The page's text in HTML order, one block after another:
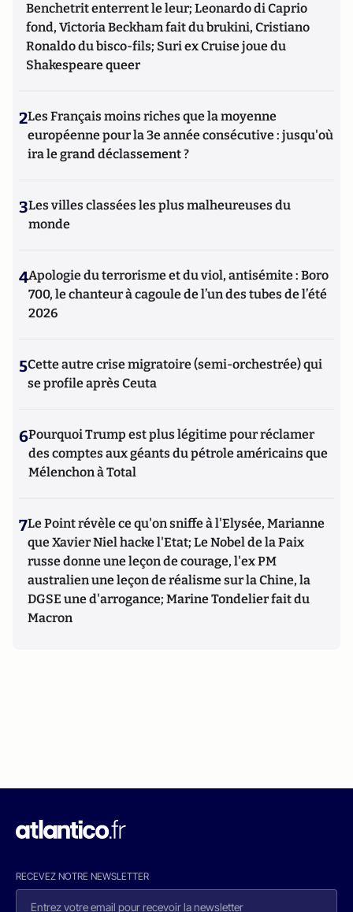
Benchetrit enterrent le leur; Leonardo di Caprio
fond, Victoria Beckham fait du brukini, Cristiano
Ronaldo du bisco-fils; Suri ex Cruise joue du
Shakespeare queer
2Les Français moins riches que la moyenne
européenne pour la 3e année consécutive : jusqu'où
ira le grand déclassement ?
3Les villes classées les plus malheureuses du
monde
4Apologie du terrorisme et du viol, antisémite : Boro
700, le chanteur à cagoule de l’un des tubes de l’été
2026
5Cette autre crise migratoire (semi-orchestrée) qui
se profile après Ceuta
6Pourquoi Trump est plus légitime pour réclamer
des comptes aux géants du pétrole américains que
Mélenchon à Total
7Le Point révèle ce qu'on sniffe à l'Elysée, Marianne
que Xavier Niel hacke l'Etat; Le Nobel de la Paix
russe donne une leçon de courage, l'ex PM
australien une leçon de réalisme sur la Chine, la
DGSE une d'arrogance; Marine Tondelier fait du
Macron
RECEVEZ NOTRE NEWSLETTER